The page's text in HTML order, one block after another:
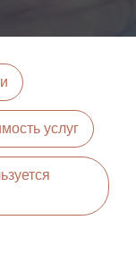
услуг